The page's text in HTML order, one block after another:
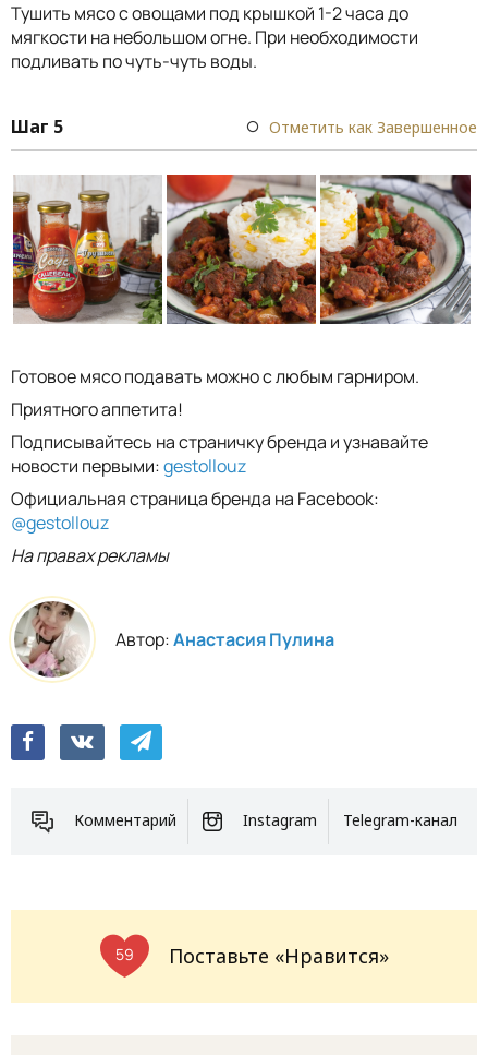
Тушить мясо с овощами под крышкой 1-2 часа до
мягкости на небольшом огне. При необходимости
подливать по чуть-чуть воды.
Шаг 5 Отметить как Завершенное
Готовое мясо подавать можно с любым гарниром.
Приятного аппетита!
Подписывайтесь на страничку бренда и узнавайте
новости первыми:gestollouz
Официальная страница бренда на Facebook:
@gestollouz
На правах рекламы
Автор:Анастасия Пулина
Комментарий Instagram Telegram-канал
59 Поставьте «Нравится»